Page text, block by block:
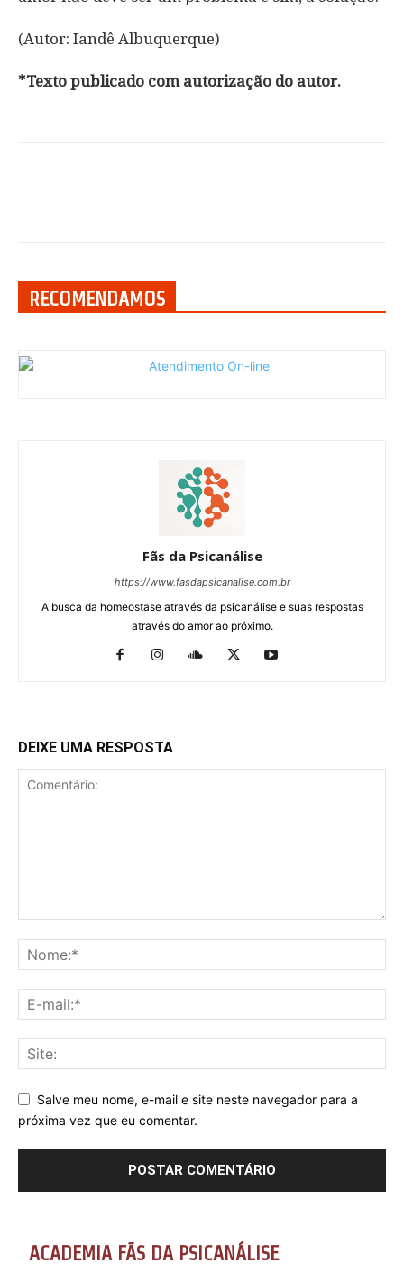
(Autor: Iandê Albuquerque)
*Texto publicado com autorização do autor.
RECOMENDAMOS
Fãs da Psicanálise
https://www.fasdapsicanalise.com.br
A busca da homeostase através da psicanálise e suas respostas
através do amor ao próximo.
DEIXE UMA RESPOSTA
Salve meu nome, e-mail e site neste navegador para a
próxima vez que eu comentar.
ACADEMIA FÃS DA PSICANÁLISE